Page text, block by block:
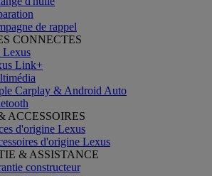
de rappel
CONNECTES
Link+
Carplay & Android Auto
ACCESSOIRES
d'origine Lexus
d'origine Lexus
& ASSISTANCE
constructeur